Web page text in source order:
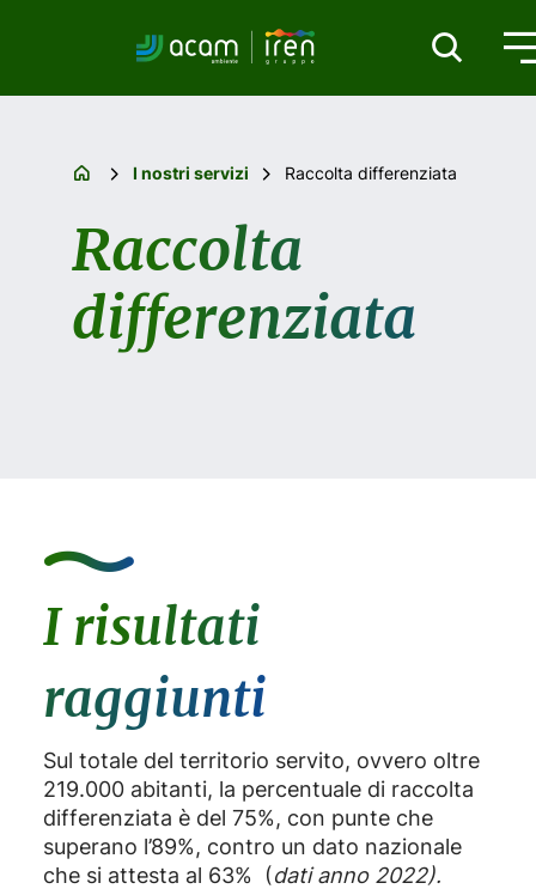
I nostri servizi Raccolta differenziata
Raccolta
differenziata
I risultati
raggiunti
Sul totale del territorio servito, ovvero oltre
219.000 abitanti, la percentuale di raccolta
differenziata è del 75%, con punte che
superano l’89%, contro un dato nazionale
che si attesta al 63% (dati anno 2022).